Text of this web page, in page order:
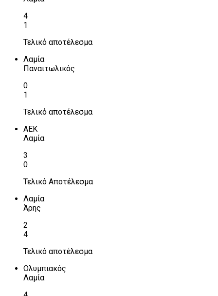
4
1
Τελικό αποτέλεσμα
Λαμία
Παναιτωλικός
0
1
Τελικό αποτέλεσμα
ΑΕΚ
Λαμία
3
0
Τελικό Αποτέλεσμα
Λαμία
Άρης
2
4
Τελικό αποτέλεσμα
Ολυμπιακός
Λαμία